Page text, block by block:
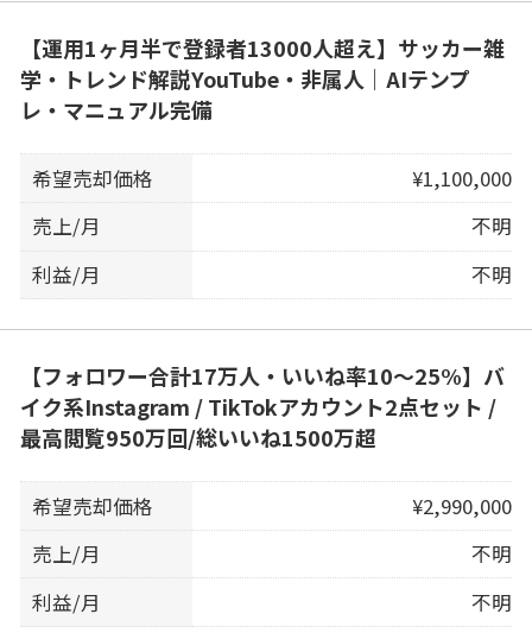
【運用1ヶ月半で登録者13000人超え】サッカー雑
学・トレンド解説YouTube・非属人｜AIテンプ
レ・マニュアル完備
希望売却価格
¥1,100,000
売上/月
不明
利益/月
不明
【フォロワー合計17万人・いいね率10〜25%】バ
イク系Instagram / TikTokアカウント2点セット /
最高閲覧950万回/総いいね1500万超
希望売却価格
¥2,990,000
売上/月
不明
利益/月
不明